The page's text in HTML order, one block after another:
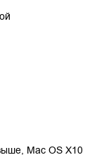
Mac OS X10